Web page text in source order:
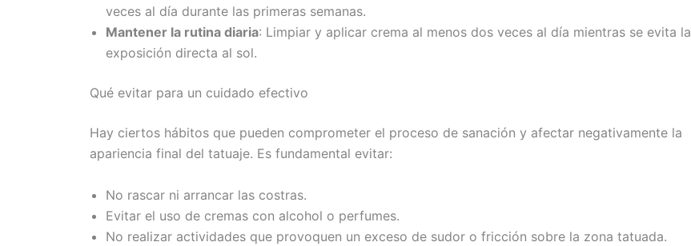
veces al día durante las primeras semanas.
Mantener la rutina diaria: Limpiar y aplicar crema al menos dos veces al día mientras se evita la
exposición directa al sol.
Qué evitar para un cuidado efectivo
Hay ciertos hábitos que pueden comprometer el proceso de sanación y afectar negativamente la
apariencia final del tatuaje. Es fundamental evitar:
No rascar ni arrancar las costras.
Evitar el uso de cremas con alcohol o perfumes.
No realizar actividades que provoquen un exceso de sudor o fricción sobre la zona tatuada.